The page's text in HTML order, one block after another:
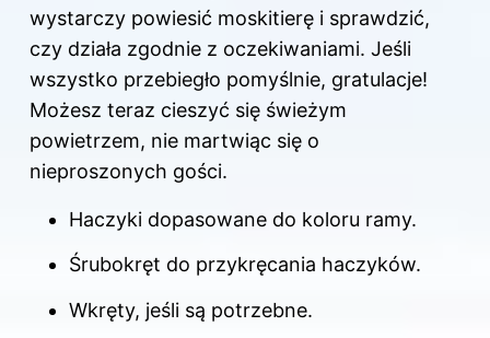
wystarczy powiesić moskitierę i sprawdzić,
czy działa zgodnie z oczekiwaniami. Jeśli
wszystko przebiegło pomyślnie, gratulacje!
Możesz teraz cieszyć się świeżym
powietrzem, nie martwiąc się o
nieproszonych gości.
Haczyki dopasowane do koloru ramy.
Śrubokręt do przykręcania haczyków.
Wkręty, jeśli są potrzebne.